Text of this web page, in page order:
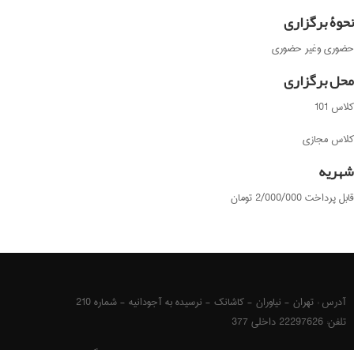
نحوۀ برگزاری
حضوری وغیر حضوری
محل برگزاری
کلاس 101
کلاس مجازی
شهریه
قابل پرداخت 2/000/000 تومان
آدرس : تهران - نیاوران - کاشانک - نرسیده به آجودانیه - شماره 210
تلفن: 22297626 داخلی 377